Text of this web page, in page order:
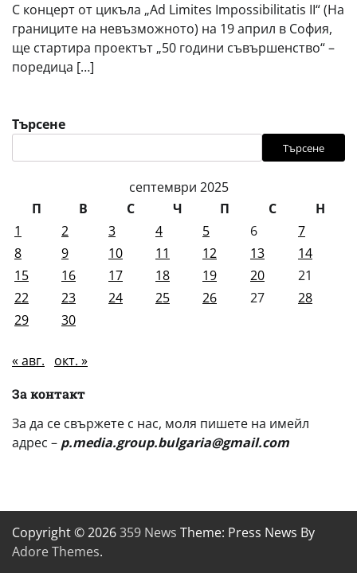
С концерт от цикъла „Ad Limites Impossibilitatis II“ (На
границите на невъзможното) на 19 април в София,
ще стартира проектът „50 години съвършенство“ –
поредица […]
Търсене
Търсене
септември 2025
П
В С Ч П С
Н
1
2 3 4 5 6
7
8
9 10 11 12 13
14
15
16 17 18 19 20
21
22
23 24 25 26 27
28
29
30
« авг. окт. »
За контакт
За да се свържете с нас, моля пишете на имейл
адрес – p.media.group.bulgaria@gmail.com
Copyright © 2026359 News Theme: Press News By
Adore Themes.